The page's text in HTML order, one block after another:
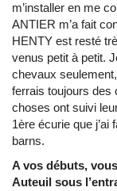
m’installer en me
ANTIER m’a fait
HENTY est resté
venus petit à petit.
chevaux
ferrais toujours des
choses ont suivi
1ère écurie que j’ai
barns.
A vos débuts,
Auteuil sous